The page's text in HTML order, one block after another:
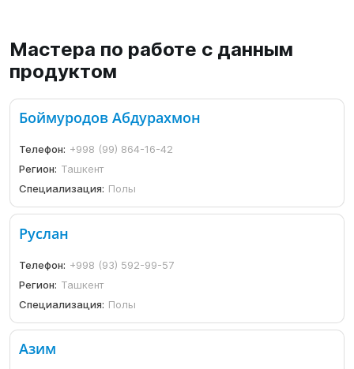
Мастера по работе с данным
продуктом
Боймуродов Абдурахмон
Телефон: +998 (99) 864-16-42
Регион: Ташкент
Специализация: Полы
Руслан
Телефон: +998 (93) 592-99-57
Регион: Ташкент
Специализация: Полы
Азим